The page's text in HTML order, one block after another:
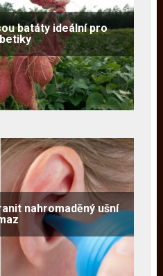
batáty ideální pro
nahromaděný ušní